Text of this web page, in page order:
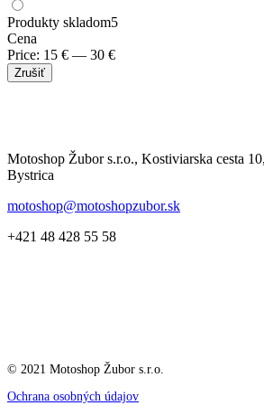
Produkty skladom5
Cena
Price: 15 € — 30 €
Zrušiť
Motoshop Žubor s.r.o., Kostiviarska cesta
Bystrica
motoshop@motoshopzubor.sk
+421 48 428 55 58
© 2021 Motoshop Žubor s.r.o.
Ochrana osobných údajov